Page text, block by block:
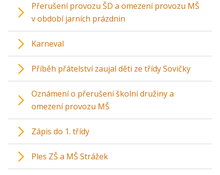
Přerušení provozu ŠD a omezení provozu MŠ
v období jarních prázdnin
Karneval
Příběh přátelství zaujal děti ze třídy Sovičky
Oznámení o přerušení školní družiny a
omezení provozu MŠ
Zápis do 1. třídy
Ples ZŠ a MŠ Strážek